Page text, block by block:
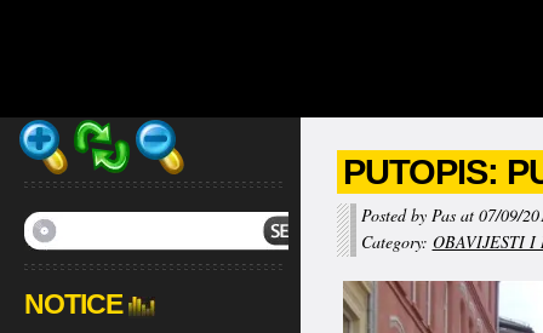
PUTOPIS:
Posted by Pas at 07/09/
Category: OBAVIJESTI I
NOTICE